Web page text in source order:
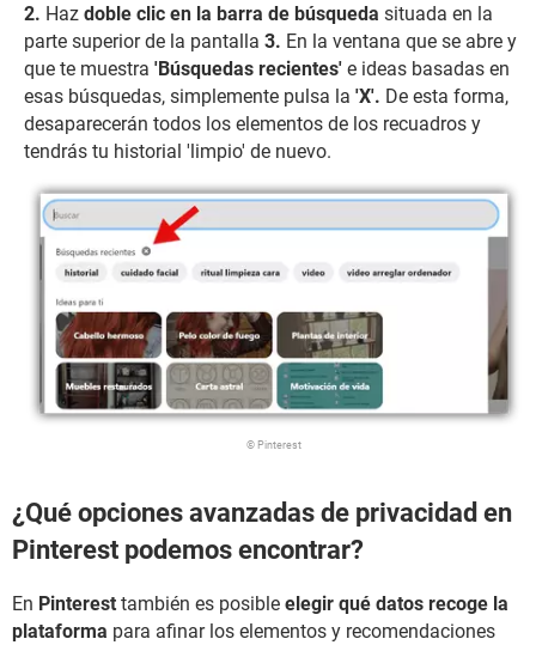
Haz doble clic en la barra de búsqueda situada en la
parte superior de la pantalla 3. En la ventana que se abre y
que te muestra 'Búsquedas recientes' e ideas basadas en
esas búsquedas, simplemente pulsa la 'X'. De esta forma,
desaparecerán todos los elementos de los recuadros y
tendrás tu historial 'limpio' de nuevo.
© Pinterest
¿Qué opciones avanzadas de privacidad en
Pinterest podemos encontrar?
En Pinterest también es posible elegir qué datos recoge la
plataforma para afinar los elementos y recomendaciones